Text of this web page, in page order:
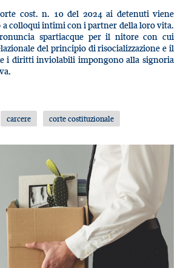
cost. n. 10 del 2024 ai detenuti viene
colloqui intimi con i partner della loro vita.
spartiacque per il nitore con cui
del principio di risocializzazione e il
i diritti inviolabili impongono alla signoria
carcere corte costituzionale